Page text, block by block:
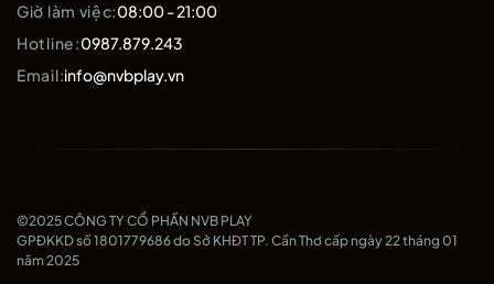
Giờ làm việc:08:00 - 21:00
Hotline:0987.879.243
Email:info@nvbplay.vn
©2025 CÔNG TY CỔ PHẦN NVB PLAY
GPĐKKD số 1801779686 do Sở KHĐT TP. Cần Thơ cấp ngày 22 tháng 01
năm 2025